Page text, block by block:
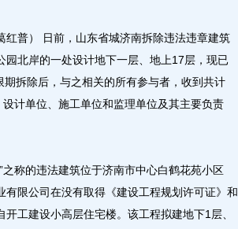
普） 日前，山东省城济南拆除违法违章建筑
园北岸的一处设计地下一层、地上17层，现已
期拆除后，与之相关的所有参与者，收到共计
计单位、施工单位和监理单位及其主要负责
称的违法建筑位于济南市中心白鹤花苑小区
限公司在没有取得《建设工程规划许可证》和
开工建设小高层住宅楼。 该工程拟建地下1层、